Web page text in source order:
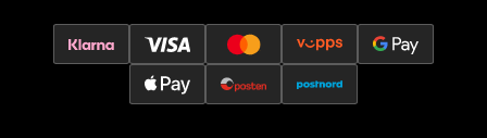
0 i butikk